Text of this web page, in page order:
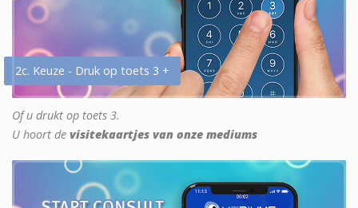
2c. Keuze - Druk op toets 3 +
Of u drukt op toets 3.
U hoort de visitekaartjes van onze mediums